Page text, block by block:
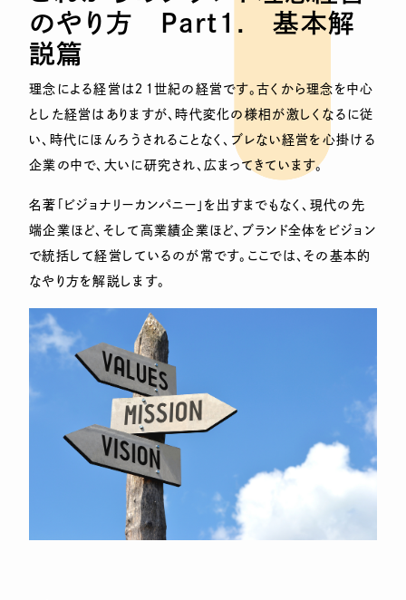
のやり方
Part1.
基本解
説篇
理念による経営は２１世紀の経営です。古くから理念を中心
とした経営はありますが、時代変化の様相が激しくなるに従
い、時代にほんろうされることなく、ブレない経営を心掛ける
企業の中で、大いに研究され、広まってきています。
名著「ビジョナリーカンパニー」を出すまでもなく、現代の先
端企業ほど、そして高業績企業ほど、ブランド全体をビジョン
で統括して経営しているのが常です。ここでは、その基本的
なやり方を解説します。